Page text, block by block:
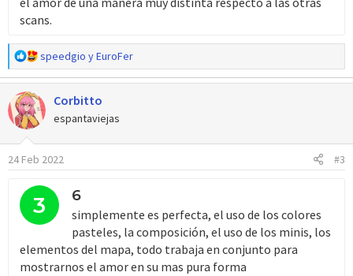
scans.
R
e
a
c
c
o
n
s
:
speedgio yEuroFer
Corbitto
espantaviejas
24 Feb 2022 #3
3 6
simplemente es perfecta, el uso de los colores
pasteles, la composición, el uso de los minis, los
elementos del mapa, todo trabaja en conjunto para
mostrarnos el amor en su mas pura forma